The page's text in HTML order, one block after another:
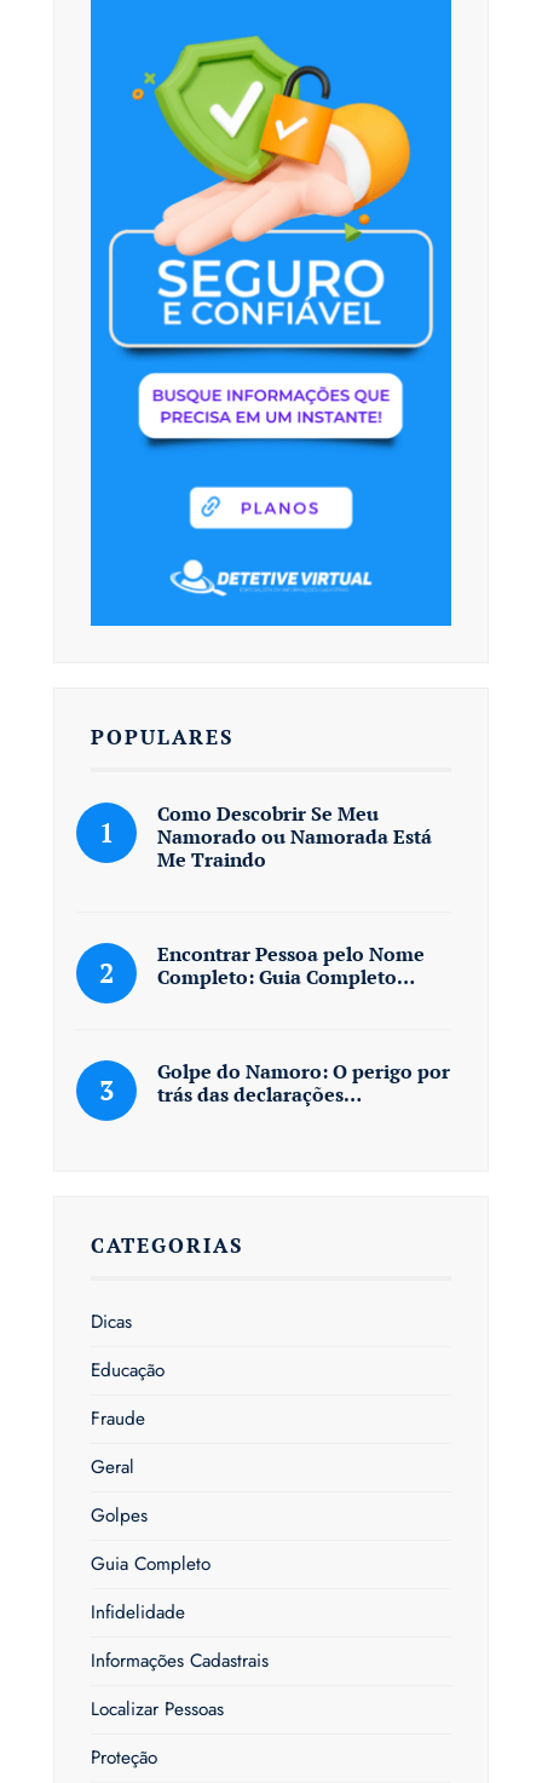
POPULARES
Como Descobrir Se Meu
Namorado ou Namorada Está
Me Traindo
Encontrar Pessoa pelo Nome
Completo: Guia Completo…
Golpe do Namoro: O perigo por
trás das declarações…
CATEGORIAS
Dicas
Educação
Fraude
Geral
Golpes
Guia Completo
Infidelidade
Informações Cadastrais
Localizar Pessoas
Proteção